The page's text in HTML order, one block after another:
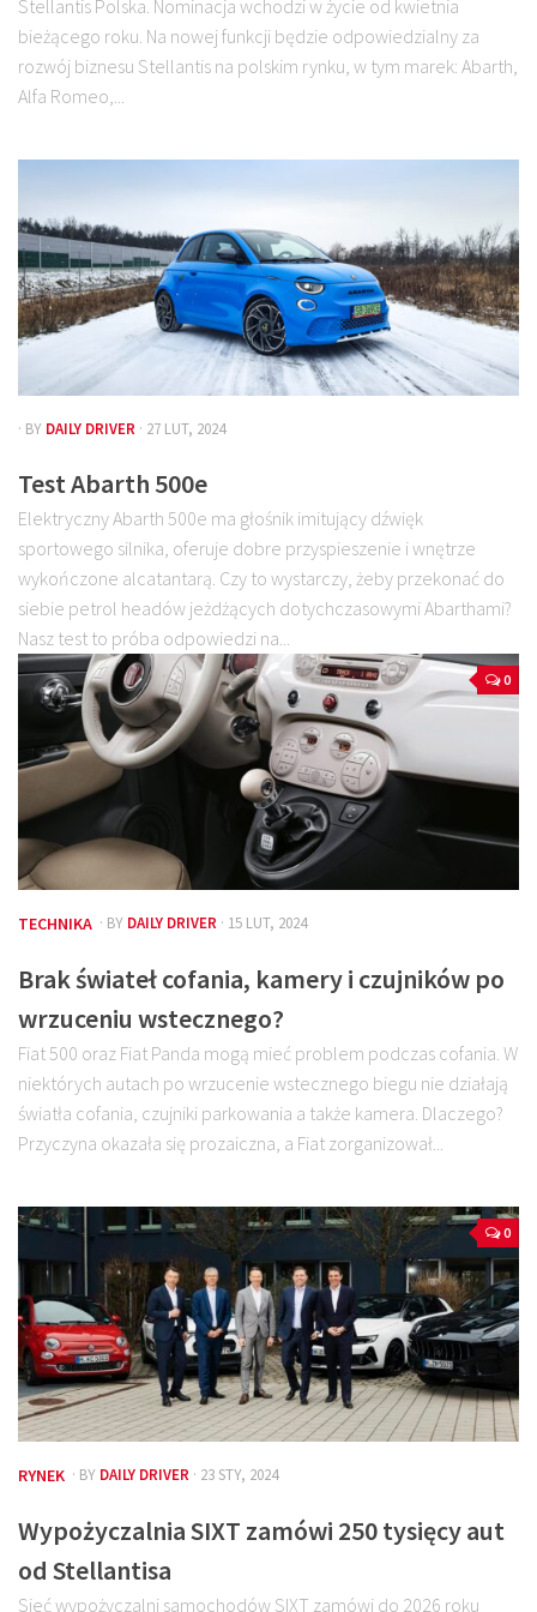
Stellantis Polska. Nominacja wchodzi w życie od kwietnia
bieżącego roku. Na nowej funkcji będzie odpowiedzialny za
rozwój biznesu Stellantis na polskim rynku, w tym marek: Abarth,
Alfa Romeo,...
· BY DAILY DRIVER · 27 LUT, 2024
Test Abarth 500e
Elektryczny Abarth 500e ma głośnik imitujący dźwięk
sportowego silnika, oferuje dobre przyspieszenie i wnętrze
wykończone alcatantarą. Czy to wystarczy, żeby przekonać do
siebie petrol headów jeżdżących dotychczasowymi Abarthami?
Nasz test to próba odpowiedzi na...
0
TECHNIKA · BY DAILY DRIVER · 15 LUT, 2024
Brak świateł cofania, kamery i czujników po
wrzuceniu wstecznego?
Fiat 500 oraz Fiat Panda mogą mieć problem podczas cofania. W
niektórych autach po wrzucenie wstecznego biegu nie działają
światła cofania, czujniki parkowania a także kamera. Dlaczego?
Przyczyna okazała się prozaiczna, a Fiat zorganizował...
0
RYNEK · BY DAILY DRIVER · 23 STY, 2024
Wypożyczalnia SIXT zamówi 250 tysięcy aut
od Stellantisa
Sieć wypożyczalni samochodów SIXT zamówi do 2026 roku